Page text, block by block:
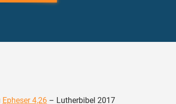
Epheser 4,26 – Lutherbibel 2017